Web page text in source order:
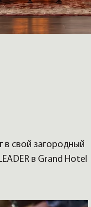
в свой загородный
в Grand Hotel